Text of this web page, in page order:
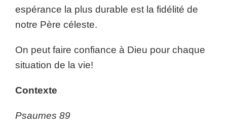
espérance la plus durable est la fidélité de
notre Père céleste.
On peut faire confiance à Dieu pour chaque
situation de la vie!
Contexte
Psaumes 89